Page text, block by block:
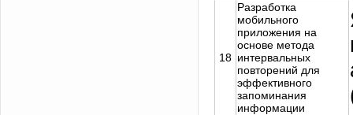
18
Разработка
мобильного
приложения на
основе метода
интервальных
повторений для
эффективного
запоминания
информации